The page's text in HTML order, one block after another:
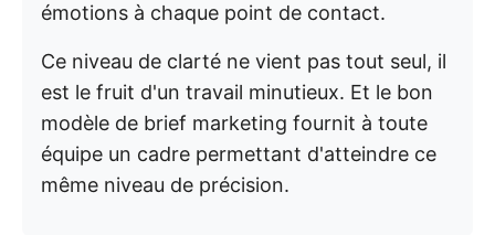
émotions à chaque point de contact.
Ce niveau de clarté ne vient pas tout seul, il
est le fruit d'un travail minutieux. Et le bon
modèle de brief marketing fournit à toute
équipe un cadre permettant d'atteindre ce
même niveau de précision.